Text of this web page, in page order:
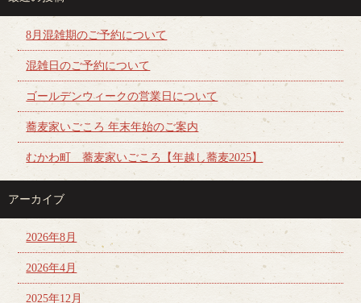
8月混雑期のご予約について
混雑日のご予約について
ゴールデンウィークの営業日について
蕎麦家いごころ 年末年始のご案内
むかわ町 蕎麦家いごころ【年越し蕎麦2025】
アーカイブ
2026年8月
2026年4月
2025年12月